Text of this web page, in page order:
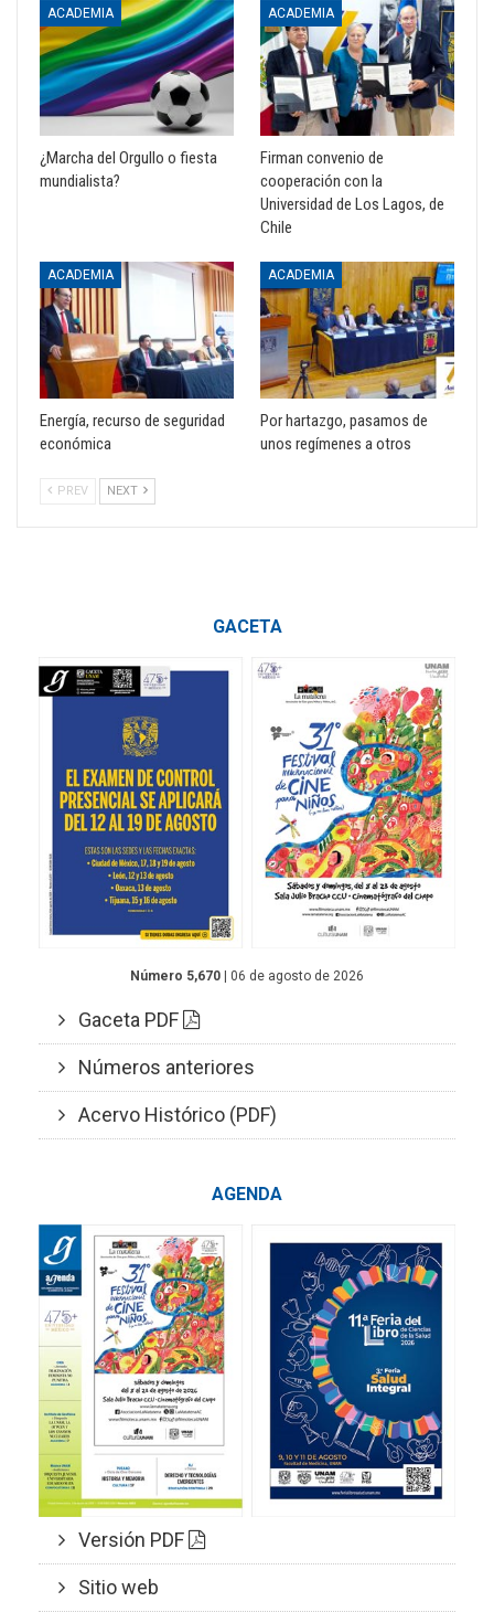
ACADEMIA
¿Marcha del Orgullo o fiesta
mundialista?
ACADEMIA
Firman convenio de
cooperación con la
Universidad de Los Lagos, de
Chile
ACADEMIA
Energía, recurso de seguridad
económica
ACADEMIA
Por hartazgo, pasamos de
unos regímenes a otros
PREV NEXT
GACETA
Número 5,670 | 06 de agosto de 2026
Gaceta PDF
Números anteriores
Acervo Histórico (PDF)
AGENDA
Versión PDF
Sitio web